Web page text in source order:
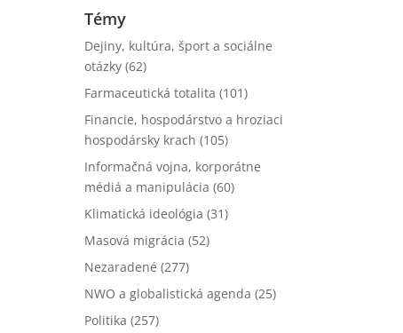
Témy
Dejiny, kultúra, šport a sociálne
otázky (62)
Farmaceutická totalita (101)
Financie, hospodárstvo a hroziaci
hospodársky krach (105)
Informačná vojna, korporátne
médiá a manipulácia (60)
Klimatická ideológia (31)
Masová migrácia (52)
Nezaradené (277)
NWO a globalistická agenda (25)
Politika (257)